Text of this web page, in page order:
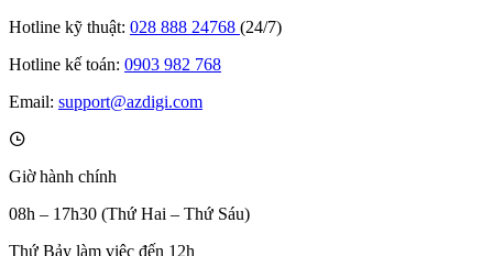
Hotline kỹ thuật: 028 888 24768 (24/7)
Hotline kế toán: 0903 982 768
Email: support@azdigi.com
Giờ hành chính
08h – 17h30 (Thứ Hai – Thứ Sáu)
Thứ Bảy làm việc đến 12h